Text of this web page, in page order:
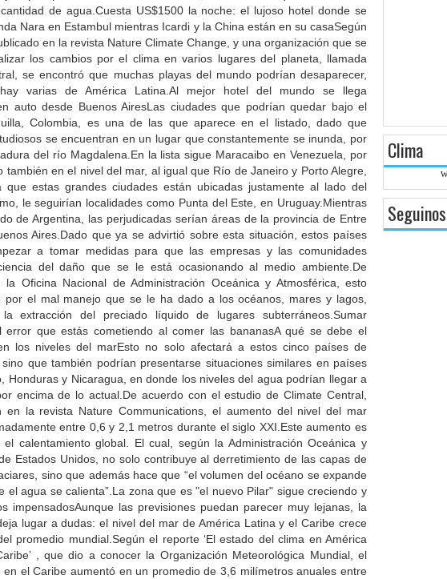
de agua.Cuesta US$1500 la noche: el lujoso hotel donde se
Nara en Estambul mientras Icardi y la China están en su casaSegún
en la revista Nature Climate Change, y una organización que se
los cambios por el clima en varios lugares del planeta, llamada
se encontró que muchas playas del mundo podrían desaparecer,
varias de América Latina.Al mejor hotel del mundo se llega
auto desde Buenos AiresLas ciudades que podrían quedar bajo el
Colombia, es una de las que aparece en el listado, dado que
se encuentran en un lugar que constantemente se inunda, por
del río Magdalena.En la lista sigue Maracaibo en Venezuela, por
también en el nivel del mar, al igual que Río de Janeiro y Porto Alegre,
que estas grandes ciudades están ubicadas justamente al lado del
le seguirían localidades como Punta del Este, en Uruguay.Mientras
de Argentina, las perjudicadas serían áreas de la provincia de Entre
Aires.Dado que ya se advirtió sobre esta situación, estos países
a tomar medidas para que las empresas y las comunidades
del daño que se le está ocasionando al medio ambiente.De
la Oficina Nacional de Administración Oceánica y Atmosférica, esto
por el mal manejo que se le ha dado a los océanos, mares y lagos,
extracción del preciado líquido de lugares subterráneos.Sumar
error que estás cometiendo al comer las bananasA qué se debe el
los niveles del marEsto no solo afectará a estos cinco países de
sino que también podrían presentarse situaciones similares en países
Honduras y Nicaragua, en donde los niveles del agua podrían llegar a
encima de lo actual.De acuerdo con el estudio de Climate Central,
en la revista Nature Communications, el aumento del nivel del mar
entre 0,6 y 2,1 metros durante el siglo XXI.Este aumento es
el calentamiento global. El cual, según la Administración Oceánica y
Estados Unidos, no solo contribuye al derretimiento de las capas de
sino que además hace que “el volumen del océano se expande
el agua se calienta”.La zona que es "el nuevo Pilar" sigue creciendo y
impensadosAunque las previsiones puedan parecer muy lejanas, la
lugar a dudas: el nivel del mar de América Latina y el Caribe crece
promedio mundial.Según el reporte ‘El estado del clima en América
, que dio a conocer la Organización Meteorológica Mundial, el
en el Caribe aumentó en un promedio de 3,6 milímetros anuales entre
Clima